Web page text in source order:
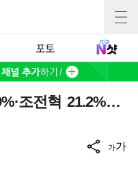
포토
조전혁 21.2%…
가가